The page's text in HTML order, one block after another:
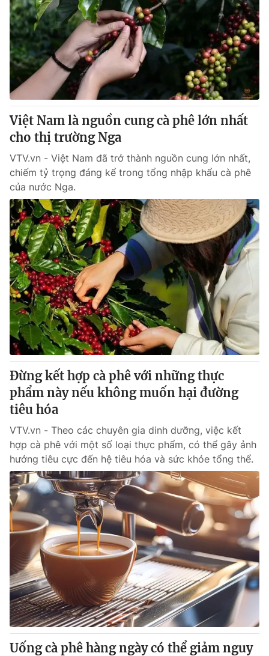
Việt Nam là nguồn cung cà phê lớn nhất
cho thị trường Nga
VTV.vn - Việt Nam đã trở thành nguồn cung lớn nhất,
chiếm tỷ trọng đáng kể trong tổng nhập khẩu cà phê
của nước Nga.
Đừng kết hợp cà phê với những thực
phẩm này nếu không muốn hại đường
tiêu hóa
VTV.vn - Theo các chuyên gia dinh dưỡng, việc kết
hợp cà phê với một số loại thực phẩm, có thể gây ảnh
hưởng tiêu cực đến hệ tiêu hóa và sức khỏe tổng thể.
Uống cà phê hàng ngày có thể giảm nguy